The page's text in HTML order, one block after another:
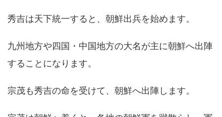
秀吉は天下統一すると、朝鮮出兵を始めます。
九州地方や四国・中国地方の大名が主に朝鮮へ出陣
することになります。
宗茂も秀吉の命を受けて、朝鮮へ出陣します。